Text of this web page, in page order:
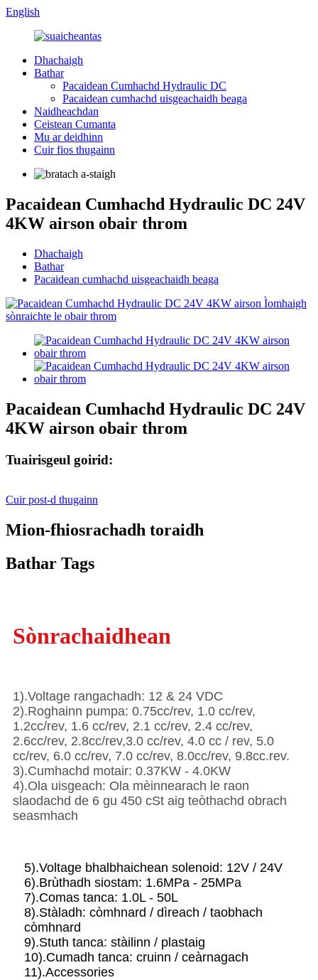
English
Dhachaigh
Bathar
Pacaidean Cumhachd Hydraulic DC
Pacaidean cumhachd uisgeachaidh beaga
Naidheachdan
Ceistean Cumanta
Mu ar deidhinn
Cuir fios thugainn
Pacaidean Cumhachd Hydraulic DC 24V
4KW airson obair throm
Dhachaigh
Bathar
Pacaidean cumhachd uisgeachaidh beaga
Pacaidean Cumhachd Hydraulic DC 24V
4KW airson obair throm
Tuairisgeul goirid:
Cuir post-d thugainn
Mion-fhiosrachadh toraidh
Bathar Tags
Sònrachaidhean
1).Voltage rangachadh: 12 & 24 VDC
2).Roghainn pumpa: 0.75cc/rev, 1.0 cc/rev,
1.2cc/rev, 1.6 cc/rev, 2.1 cc/rev, 2.4 cc/rev,
2.6cc/rev, 2.8cc/rev,3.0 cc/rev, 4.0 cc / rev, 5.0
cc/rev, 6.0 cc/rev, 7.0 cc/rev, 8.0cc/rev, 9.8cc.rev.
3).Cumhachd motair: 0.37KW - 4.0KW
4).Ola uisgeach: Ola mèinnearach le raon
slaodachd de 6 gu 450 cSt aig teòthachd obrach
seasmhach
5).Voltage bhalbhaichean solenoid: 12V / 24V
6).Brùthadh siostam: 1.6MPa - 25MPa
7).Comas tanca: 1.0L - 50L
8).Stàladh: còmhnard / dìreach / taobhach
còmhnard
9).Stuth tanca: stàilinn / plastaig
10).Cumadh tanca: cruinn / ceàrnagach
11).Accessories